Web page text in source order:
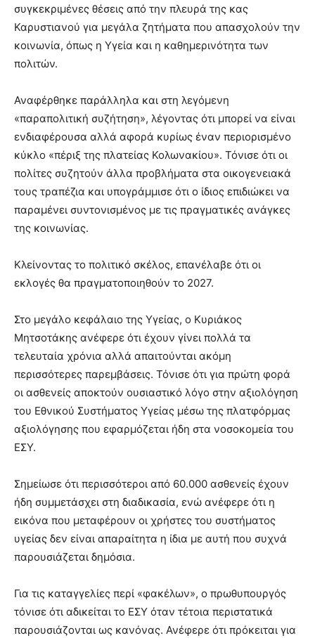
συγκεκριμένες θέσεις από την πλευρά της κας
Καρυστιανού για μεγάλα ζητήματα που απασχολούν την
κοινωνία, όπως η Υγεία και η καθημερινότητα των
πολιτών.
Αναφέρθηκε παράλληλα και στη λεγόμενη
«παραπολιτική συζήτηση», λέγοντας ότι μπορεί να είναι
ενδιαφέρουσα αλλά αφορά κυρίως έναν περιορισμένο
κύκλο «πέριξ της πλατείας Κολωνακίου». Τόνισε ότι οι
πολίτες συζητούν άλλα προβλήματα στα οικογενειακά
τους τραπέζια και υπογράμμισε ότι ο ίδιος επιδιώκει να
παραμένει συντονισμένος με τις πραγματικές ανάγκες
της κοινωνίας.
Κλείνοντας το πολιτικό σκέλος, επανέλαβε ότι οι
εκλογές θα πραγματοποιηθούν το 2027.
Στο μεγάλο κεφάλαιο της Υγείας, ο Κυριάκος
Μητσοτάκης ανέφερε ότι έχουν γίνει πολλά τα
τελευταία χρόνια αλλά απαιτούνται ακόμη
περισσότερες παρεμβάσεις. Τόνισε ότι για πρώτη φορά
οι ασθενείς αποκτούν ουσιαστικό λόγο στην αξιολόγηση
του Εθνικού Συστήματος Υγείας μέσω της πλατφόρμας
αξιολόγησης που εφαρμόζεται ήδη στα νοσοκομεία του
ΕΣΥ.
Σημείωσε ότι περισσότεροι από 60.000 ασθενείς έχουν
ήδη συμμετάσχει στη διαδικασία, ενώ ανέφερε ότι η
εικόνα που μεταφέρουν οι χρήστες του συστήματος
υγείας δεν είναι απαραίτητα η ίδια με αυτή που συχνά
παρουσιάζεται δημόσια.
Για τις καταγγελίες περί «φακέλων», ο πρωθυπουργός
τόνισε ότι αδικείται το ΕΣΥ όταν τέτοια περιστατικά
παρουσιάζονται ως κανόνας. Ανέφερε ότι πρόκειται για